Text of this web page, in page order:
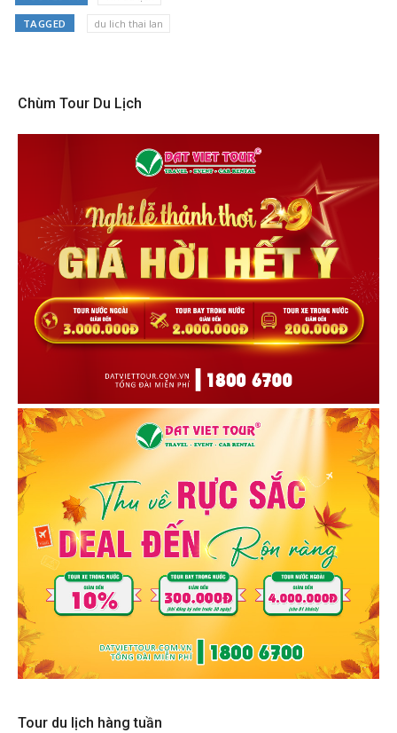
TAGGED du lich thai lan
Chùm Tour Du Lịch
Tour du lịch hàng tuần